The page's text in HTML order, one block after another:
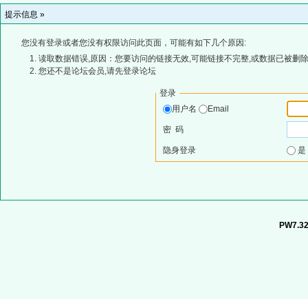
提示信息 »
您没有登录或者您没有权限访问此页面，可能有如下几个原因:
读取数据错误,原因：您要访问的链接无效,可能链接不完整,或数据已被删
您还不是论坛会员,请先登录论坛
登录
用户名
Email
密 码
隐身登录